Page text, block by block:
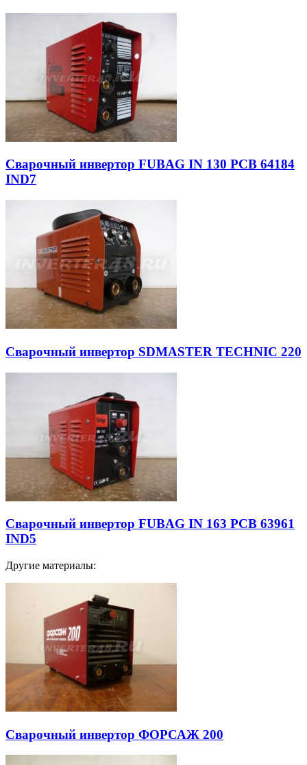
Сварочный инвертор FUBAG IN 130 PCB 64184
IND7
Сварочный инвертор SDMASTER TECHNIC 220
Сварочный инвертор FUBAG IN 163 PCB 63961
IND5
Другие материалы:
Сварочный инвертор ФОРСАЖ 200